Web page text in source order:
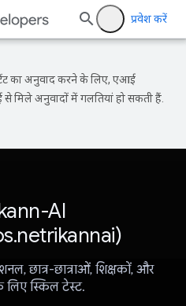
प्रवेश करें
का अनुवाद करने के लिए, एआई
मिले अनुवादों में गलतियां हो सकती हैं.
AI
छात्र-छात्राओं, शिक्षकों, और
लिए स्किल टेस्ट.